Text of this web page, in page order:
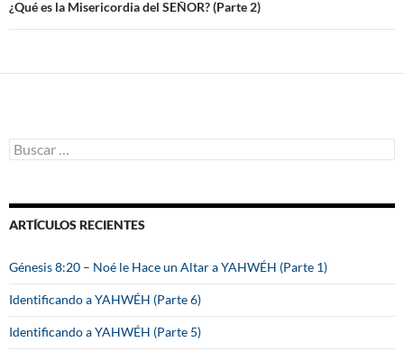
entradas
¿Qué es la Misericordia del SEÑOR? (Parte 2)
B
u
a
r
ARTÍCULOS RECIENTES
Génesis 8:20 – Noé le Hace un Altar a YAHWÉH (Parte 1)
Identificando a YAHWÉH (Parte 6)
Identificando a YAHWÉH (Parte 5)